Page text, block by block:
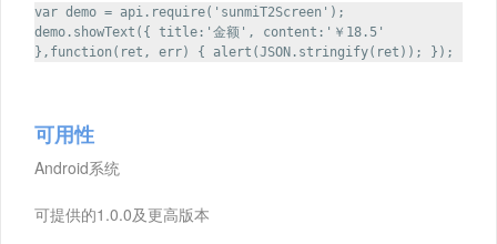
var demo = api.require('sunmiT2Screen');
demo.showText({ title:'金额', content:'￥18.5'
},function(ret, err) { alert(JSON.stringify(ret)); });
可用性
Android系统
可提供的1.0.0及更高版本